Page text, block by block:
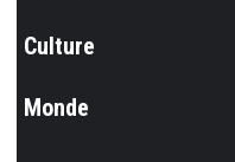
Culture
Monde